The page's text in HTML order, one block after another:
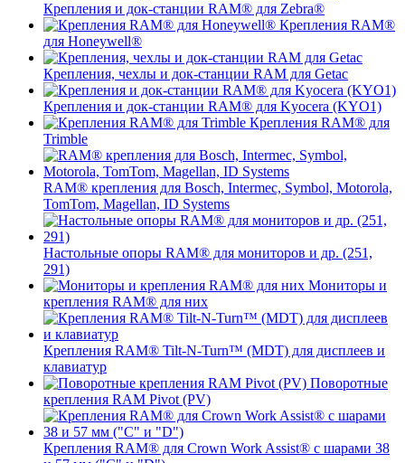
Крепления и док-станции RAM® для Zebra®
Крепления RAM®
для Honeywell®
Крепления, чехлы и док-станции RAM для Getac
Крепления и док-станции RAM® для Kyocera (KYO1)
Крепления RAM® для
Trimble
RAM® крепления для Bosch, Intermec, Symbol, Motorola,
TomTom, Magellan, ID Systems
Настольные опоры RAM® для мониторов и др. (251,
291)
Мониторы и
крепления RAM® для них
Крепления RAM® Tilt-N-Turn™ (MDT) для дисплеев и
клавиатур
Поворотные
крепления RAM Pivot (PV)
Крепления RAM® для Crown Work Assist® с шарами 38